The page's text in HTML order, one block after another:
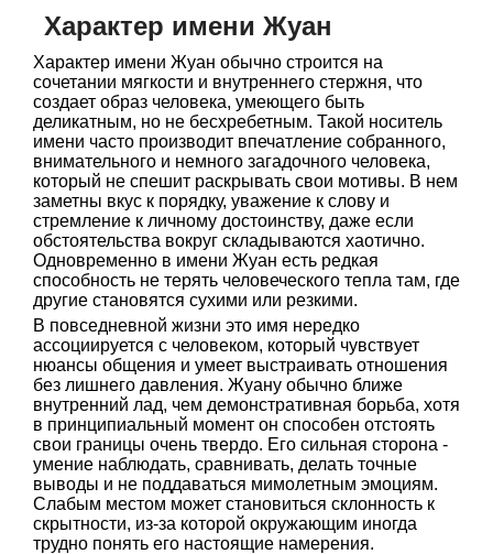
Характер имени Жуан
Характер имени Жуан обычно строится на
сочетании мягкости и внутреннего стержня, что
создает образ человека, умеющего быть
деликатным, но не бесхребетным. Такой носитель
имени часто производит впечатление собранного,
внимательного и немного загадочного человека,
который не спешит раскрывать свои мотивы. В нем
заметны вкус к порядку, уважение к слову и
стремление к личному достоинству, даже если
обстоятельства вокруг складываются хаотично.
Одновременно в имени Жуан есть редкая
способность не терять человеческого тепла там, где
другие становятся сухими или резкими.
В повседневной жизни это имя нередко
ассоциируется с человеком, который чувствует
нюансы общения и умеет выстраивать отношения
без лишнего давления. Жуану обычно ближе
внутренний лад, чем демонстративная борьба, хотя
в принципиальный момент он способен отстоять
свои границы очень твердо. Его сильная сторона -
умение наблюдать, сравнивать, делать точные
выводы и не поддаваться мимолетным эмоциям.
Слабым местом может становиться склонность к
скрытности, из-за которой окружающим иногда
трудно понять его настоящие намерения.